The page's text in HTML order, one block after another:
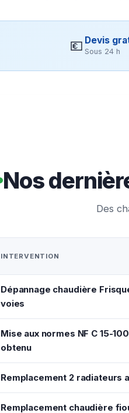
💶 Devis
Sous 24 h
Nos
Des
INTERVENTION
Dépannage chaudière
voies
Mise aux normes NF C 15-
obtenu
Remplacement 2 radiateurs
Remplacement chaudière